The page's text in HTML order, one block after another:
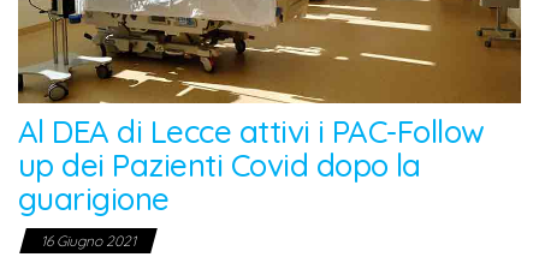
Al DEA di Lecce attivi i PAC-Follow
up dei Pazienti Covid dopo la
guarigione
16 Giugno 2021